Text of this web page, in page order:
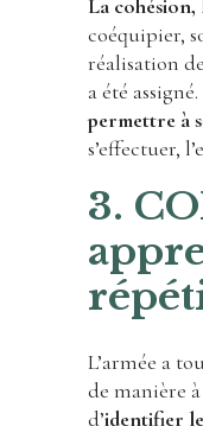
La
coéquipier,
réalisation
a été assigné.
permettre à
s’effectuer,
3.
L’armée a
de manière
d’identifier